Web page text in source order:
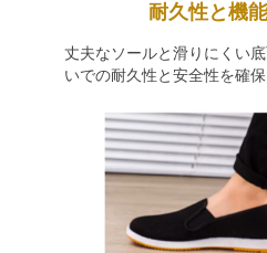
耐久性と機
丈夫なソールと滑りにくい
いでの耐久性と安全性を確保